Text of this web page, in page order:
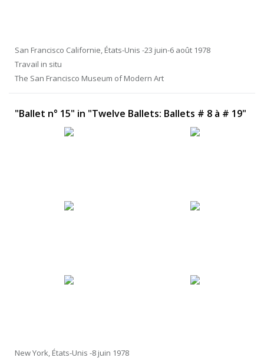
San Francisco Californie, États-Unis -23 juin-6 août 1978
Travail in situ
The San Francisco Museum of Modern Art
"Ballet n° 15" in "Twelve Ballets: Ballets # 8 à # 19"
New York, États-Unis -8 juin 1978